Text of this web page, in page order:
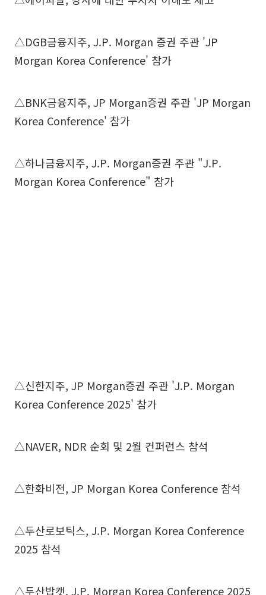
△DGB금융지주, J.P. Morgan 증권 주관 'JP
Morgan Korea Conference' 참가
△BNK금융지주, JP Morgan증권 주관 'JP Morgan
Korea Conference' 참가
△하나금융지주, J.P. Morgan증권 주관 "J.P.
Morgan Korea Conference" 참가
△신한지주, JP Morgan증권 주관 'J.P. Morgan
Korea Conference 2025' 참가
△NAVER, NDR 순회 및 2월 컨퍼런스 참석
△한화비전, JP Morgan Korea Conference 참석
△두산로보틱스, J.P. Morgan Korea Conference
2025 참석
△두산밥캣, J.P. Morgan Korea Conference 2025